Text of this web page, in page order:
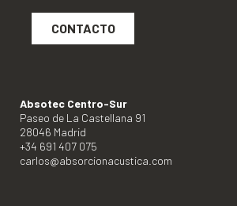
CONTACTO
Absotec Centro-Sur
Paseo de La Castellana 91
28046 Madrid
+34 691 407 075
carlos@absorcionacustica.com